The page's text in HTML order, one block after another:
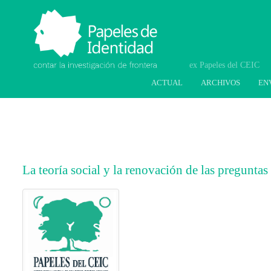
ACTUAL ARCHIVOS
Papeles de Identidad.
Contar la investigación
de frontera
La teoría social y la renovación de las
##plugins.themes.bootstrap3.article.main##